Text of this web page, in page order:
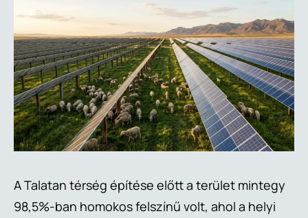
A Talatan térség építése előtt a terület mintegy
98,5%-ban homokos felszínű volt, ahol a helyi